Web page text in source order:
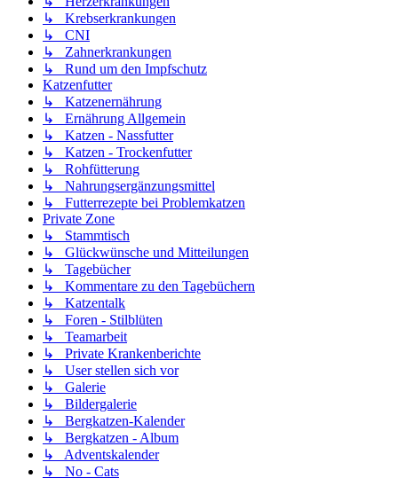
↳ Krebserkrankungen
↳ CNI
↳ Zahnerkrankungen
↳ Rund um den Impfschutz
Katzenfutter
↳ Katzenernährung
↳ Ernährung Allgemein
↳ Katzen - Nassfutter
↳ Katzen - Trockenfutter
↳ Rohfütterung
↳ Nahrungsergänzungsmittel
↳ Futterrezepte bei Problemkatzen
Private Zone
↳ Stammtisch
↳ Glückwünsche und Mitteilungen
↳ Tagebücher
↳ Kommentare zu den Tagebüchern
↳ Katzentalk
↳ Foren - Stilblüten
↳ Teamarbeit
↳ Private Krankenberichte
↳ User stellen sich vor
↳ Galerie
↳ Bildergalerie
↳ Bergkatzen-Kalender
↳ Bergkatzen - Album
↳ Adventskalender
↳ No - Cats